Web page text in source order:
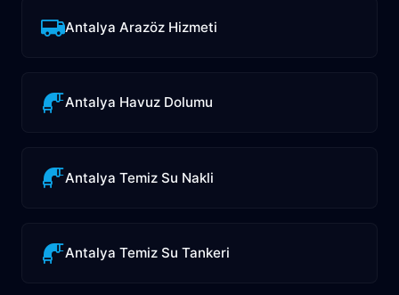
Antalya Arazöz Hizmeti
Antalya Havuz Dolumu
Antalya Temiz Su Nakli
Antalya Temiz Su Tankeri